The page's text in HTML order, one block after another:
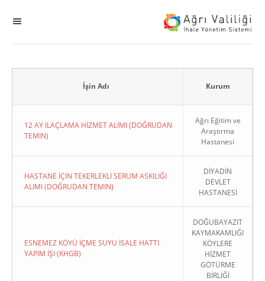
KHGB
İşin Adı Kurum
12 AY İLAÇLAMA HİZMET ALIMI (DOĞRUDAN
TEMIN)
Ağrı Eğitim ve
Araştırma
Hastanesi
HASTANE İÇİN TEKERLEKLİ SERUM ASKILIĞI
ALIMI (DOĞRUDAN TEMIN)
DİYADİN
DEVLET
HASTANESİ
ESNEMEZ KÖYÜ İÇME SUYU İSALE HATTI
YAPIM İŞI (KHGB)
DOĞUBAYAZIT
KAYMAKAMLIĞI
KÖYLERE
HİZMET
GÖTÜRME
BİRLİĞİ